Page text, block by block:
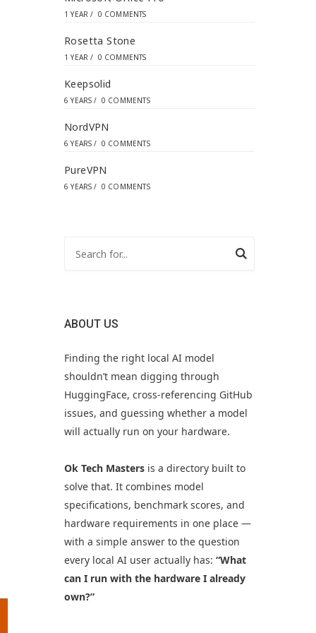
1 YEAR / 0 COMMENTS
Rosetta Stone
1 YEAR / 0 COMMENTS
Keepsolid
6 YEARS / 0 COMMENTS
NordVPN
6 YEARS / 0 COMMENTS
PureVPN
6 YEARS / 0 COMMENTS
ABOUT US
Finding the right local AI model
shouldn’t mean digging through
HuggingFace, cross-referencing GitHub
issues, and guessing whether a model
will actually run on your hardware.
Ok Tech Mastersis a directory built to
solve that. It combines model
specifications, benchmark scores, and
hardware requirements in one place —
with a simple answer to the question
every local AI user actually has: “What
can I run with the hardware I already
own?”